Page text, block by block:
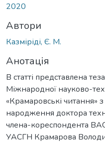
2020
Автори
Казміріді, Є. М.
Анотація
В статті представлена
Міжнародної науково-
«Крамаровські читання»
народження доктора
члена-кореспондента
УАСГН Крамарова